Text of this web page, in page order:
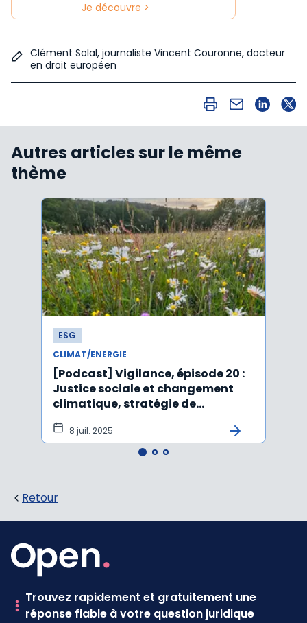
Je découvre >
Clément Solal, journaliste Vincent Couronne, docteur
en droit européen
Autres articles sur le même
thème
ESG
CLIMAT/ENERGIE
[Podcast] Vigilance, épisode 20 :
Justice sociale et changement
climatique, stratégie de
durabilité, IA et ESG
8 juil. 2025
Retour
Trouvez rapidement et gratuitement une
réponse fiable à votre question juridique